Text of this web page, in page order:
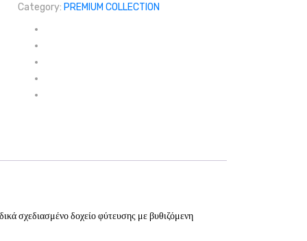
Category: PREMIUM COLLECTION
σχεδιασμένο δοχείο φύτευσης με βυθιζόμενη